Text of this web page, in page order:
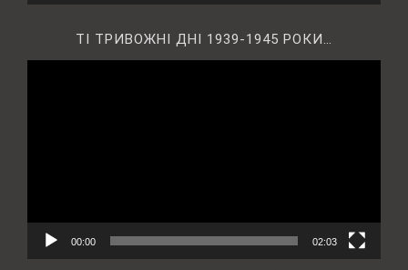
ТІ ТРИВОЖНІ ДНІ 1939-1945 РОКИ…
00:00 02:03